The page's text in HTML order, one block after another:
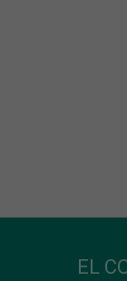
EL